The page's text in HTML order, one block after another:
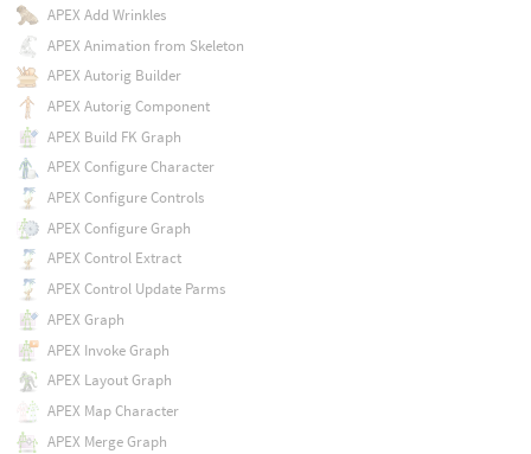
APEX Add Wrinkles
APEX Animation from Skeleton
APEX Autorig Builder
APEX Autorig Component
APEX Build FK Graph
APEX Configure Character
APEX Configure Controls
APEX Configure Graph
APEX Control Extract
APEX Control Update Parms
APEX Graph
APEX Invoke Graph
APEX Layout Graph
APEX Map Character
APEX Merge Graph